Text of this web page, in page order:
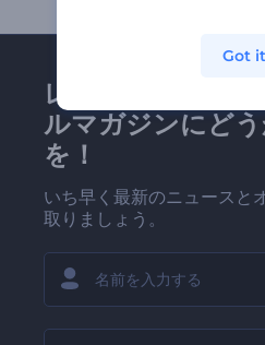
レンダーフォレス
ルマガジンにど
を！
いち早く最新のニュースと
取りましょう。
Got it